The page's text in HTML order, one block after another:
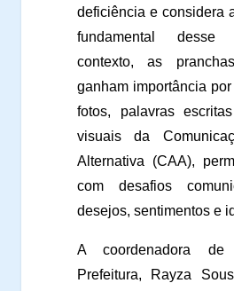
deficiência e considera
fundamental desse
contexto, as
ganham importância
fotos, palavras
visuais da
Alternativa (CAA),
com desafios
desejos, sentimentos e
A coordenadora de
Prefeitura, Rayza